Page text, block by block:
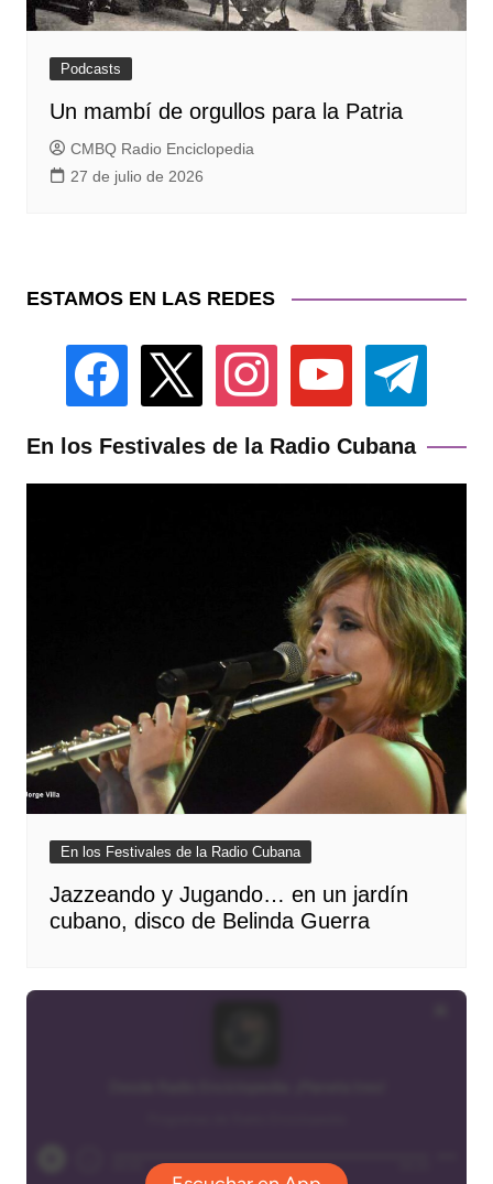
Podcasts
Un mambí de orgullos para la Patria
CMBQ Radio Enciclopedia
27 de julio de 2026
ESTAMOS EN LAS REDES
facebook instagram youtube telegram
En los Festivales de la Radio Cubana
En los Festivales de la Radio Cubana
Jazzeando y Jugando… en un jardín
cubano, disco de Belinda Guerra